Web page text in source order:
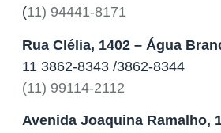
(11) 94441-8171
Rua Clélia, 1402 – Água
‎11 3862-8343 /3862-8344
(11) 99114-2112
Avenida Joaquina Ramalho,